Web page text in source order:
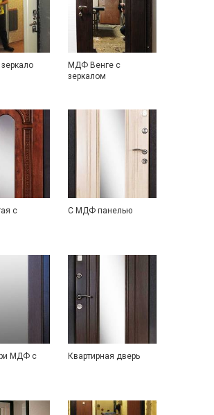
МДФ Венге с
зеркалом
с
С МДФ панелью
МДФ с
Квартирная дверь